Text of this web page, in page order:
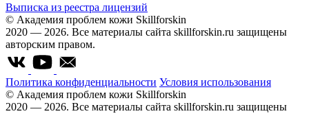
Выписка из реестра лицензий
© Академия проблем кожи Skillforskin
2020 — 2026. Все материалы сайта skillforskin.ru защищены
авторским правом.
Политика конфиденциальности Условия использования
© Академия проблем кожи Skillforskin
2020 — 2026. Все материалы сайта skillforskin.ru защищены